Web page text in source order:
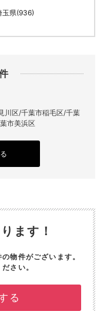
玉県(936)
川区/千葉市稲毛区/千葉
市美浜区
ます！
物件がございます。
さい。
る